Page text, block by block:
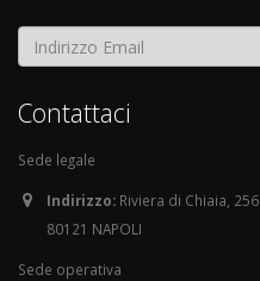
Contattaci
Sede legale
Indirizzo: Riviera di Chiaia, 256
80121 NAPOLI
Sede operativa